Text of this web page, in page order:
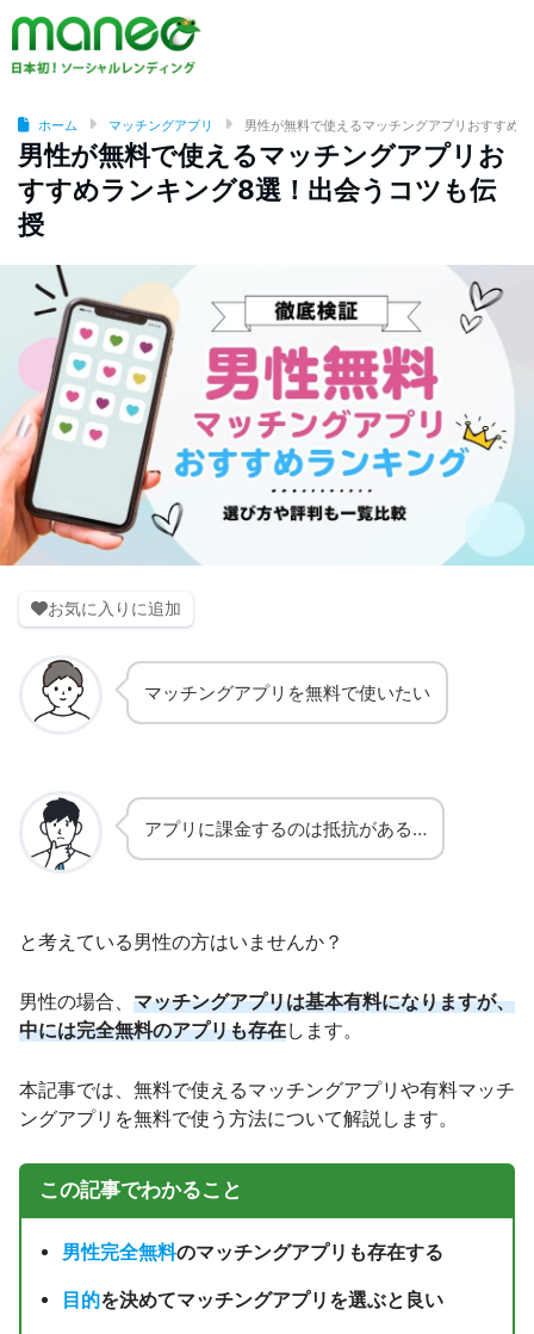
ホーム マッチングアプリ 男性が無料で使えるマッチングアプリおすすめ
男性が無料で使えるマッチングアプリお
すすめランキング8選！出会うコツも伝
授
お気に入りに追加
マッチングアプリを無料で使いたい
アプリに課金するのは抵抗がある…
と考えている男性の方はいませんか？
男性の場合、 マッチングアプリは基本有料になりますが、
中には完全無料のアプリも存在します。
本記事では、無料で使えるマッチングアプリや有料マッチ
ングアプリを無料で使う方法について解説します。
この記事でわかること
男性完全無料のマッチングアプリも存在する
目的を決めてマッチングアプリを選ぶと良い